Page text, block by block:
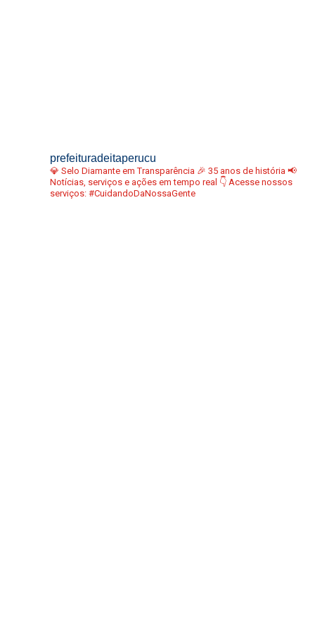
prefeituradeitaperucu
💎 Selo Diamante em Transparência 🎉 35 anos de história 📢
Notícias, serviços e ações em tempo real 👇 Acesse nossos
serviços: #CuidandoDaNossaGente